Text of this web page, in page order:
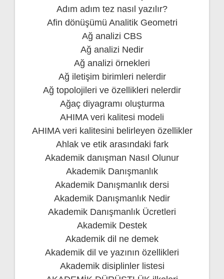
Adım adım tez nasıl yazılır?
Afin dönüşümü Analitik Geometri
Ağ analizi CBS
Ağ analizi Nedir
Ağ analizi örnekleri
Ağ iletişim birimleri nelerdir
Ağ topolojileri ve özellikleri nelerdir
Ağaç diyagramı oluşturma
AHIMA veri kalitesi modeli
AHIMA veri kalitesini belirleyen özellikler
Ahlak ve etik arasındaki fark
Akademik danışman Nasıl Olunur
Akademik Danışmanlık
Akademik Danışmanlık dersi
Akademik Danışmanlık Nedir
Akademik Danışmanlık Ücretleri
Akademik Destek
Akademik dil ne demek
Akademik dil ve yazının özellikleri
Akademik disiplinler listesi